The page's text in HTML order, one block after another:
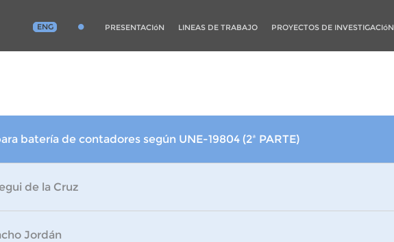
ENG PRESENTACIóN LINEAS DE TRABAJO PROYECTOS DE INVESTIGACIóN
batería de contadores según UNE-19804 (2ª PARTE)
de la Cruz
Jordán